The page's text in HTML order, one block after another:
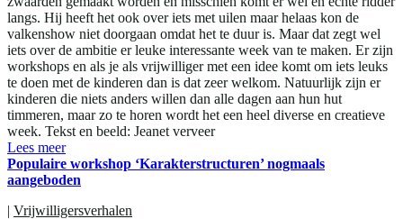
langs. Hij heeft het ook over iets met uilen maar helaas kon de
valkenshow niet doorgaan omdat het te duur is. Maar dat zegt wel
iets over de ambitie er leuke interessante week van te maken. Er zijn
workshops en als je als vrijwilliger met een idee komt om iets leuks
te doen met de kinderen dan is dat zeer welkom. Natuurlijk zijn er
kinderen die niets anders willen dan alle dagen aan hun hut
timmeren, maar zo te horen wordt het een heel diverse en creatieve
week. Tekst en beeld: Jeanet verveer
Lees meer
Populaire workshop ‘Karakterstructuren’ nogmaals
aangeboden
| Vrijwilligersverhalen